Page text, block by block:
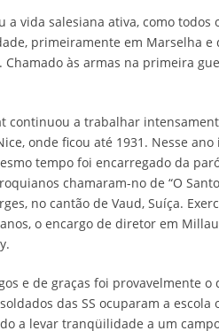
a vida salesiana ativa, como todos
primeiramente em Marselha e
Chamado às armas na primeira
continuou a trabalhar
onde ficou até 1931. Nesse
tempo foi encarregado da
chamaram-no de “O
no cantão de Vaud, Suíça.
o encargo de diretor em
e de graças foi provavelmente o
das SS ocuparam a escola
a levar tranqüilidade a um